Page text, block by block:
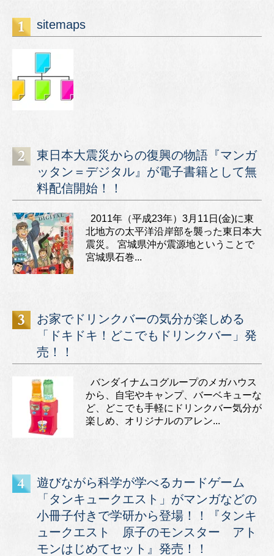
sitemaps
東日本大震災からの復興の物語『マンガ
ッタン＝デジタル』が電子書籍として無
料配信開始！！
2011年（平成23年）3月11日(金)に東
北地方の太平洋沿岸部を襲った東日本大
震災。 宮城県沖が震源地ということで
宮城県石巻...
お家でドリンクバーの気分が楽しめる
「ドキドキ！どこでもドリンクバー」発
売！！
バンダイナムコグループのメガハウス
から、自宅やキャンプ、バーベキューな
ど、どこでも手軽にドリンクバー気分が
楽しめ、オリジナルのアレン...
遊びながら科学が学べるカードゲーム
「タンキュークエスト」がマンガなどの
小冊子付きで学研から登場！！『タンキ
ュークエスト 原子のモンスター アト
モンはじめてセット』発売！！